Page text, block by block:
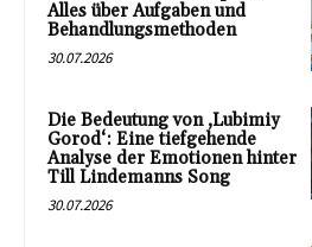
Alles über Aufgaben und
Behandlungsmethoden
30.07.2026
Die Bedeutung von ‚Lubimiy
Gorod‘: Eine tiefgehende
Analyse der Emotionen hinter
Till Lindemanns Song
30.07.2026